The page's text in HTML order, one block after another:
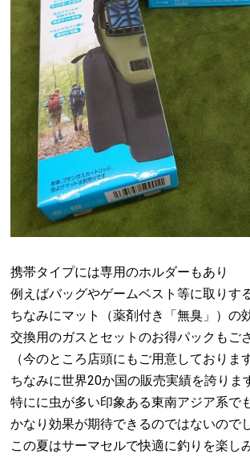
携帯タイプには専用のホルダーもあり
例えばバッグやゲームベスト等に取りす
ちなみにマット（薬剤付き「無臭」）の
交換用のガスとセットのお得パックもご
（今のところ店頭にもご用意しておりま
ちなみに世界20か国の販売実績を誇りま
特にに虫が多い印象ある東南アジア系で
かなり効果が期待できるのではないので
この夏はサーマセルで快適に釣りを楽し